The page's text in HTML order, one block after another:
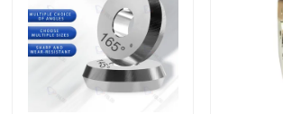
उत्पाद
हमारे बारे में